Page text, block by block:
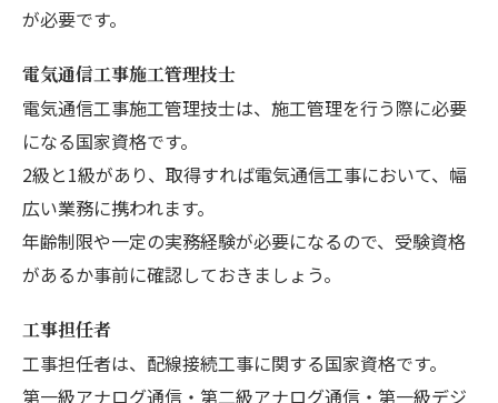
が必要です。
電気通信工事施工管理技士
電気通信工事施工管理技士は、施工管理を行う際に必要
になる国家資格です。
2級と1級があり、取得すれば電気通信工事において、幅
広い業務に携われます。
年齢制限や一定の実務経験が必要になるので、受験資格
があるか事前に確認しておきましょう。
工事担任者
工事担任者は、配線接続工事に関する国家資格です。
第一級アナログ通信・第二級アナログ通信・第一級デジ